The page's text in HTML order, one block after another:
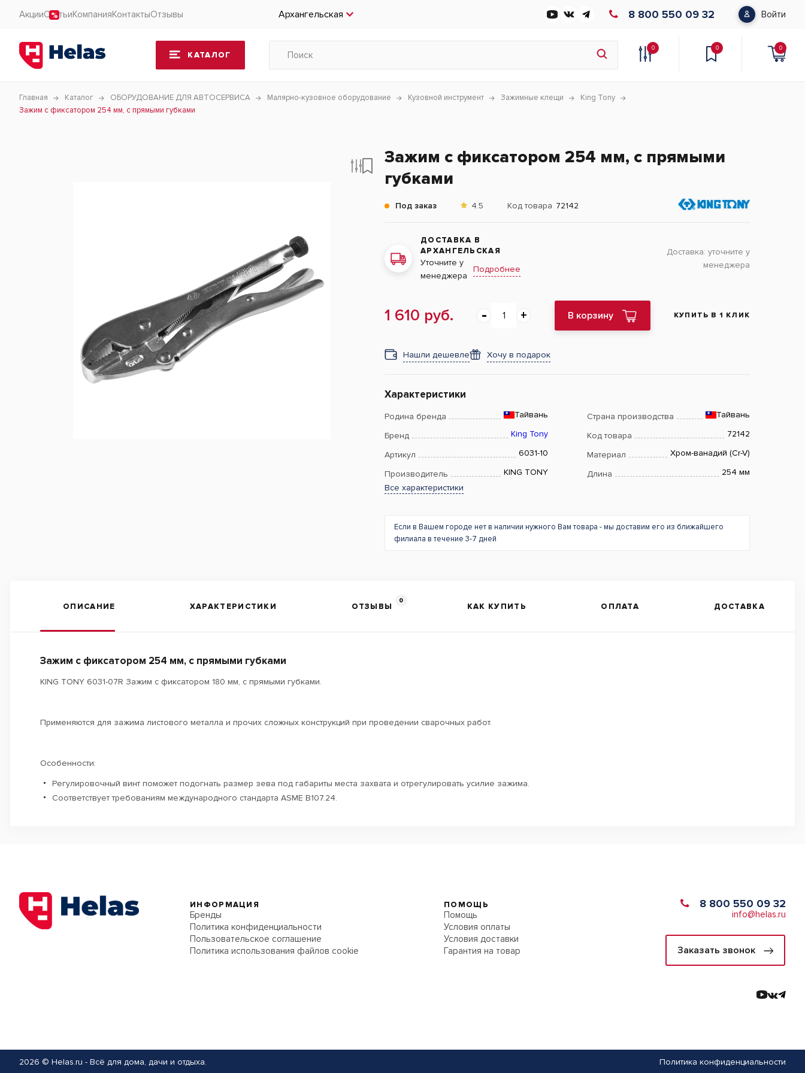
АкцииСтатьиКомпанияКонтактыОтзывы Архангельская 8 800 550 09 32 Войти
КАТАЛОГ
0 0 0
Главная Каталог ОБОРУДОВАНИЕ ДЛЯ АВТОСЕРВИСА Малярно-кузовное оборудование Кузовной инструмент Зажимные клещи
King Tony
Зажим с фиксатором 254 мм, с прямыми губками
Зажим с фиксатором 254 мм, с прямыми
губками
Под заказ 4.5 Код товара 72142
ДОСТАВКА В
АРХАНГЕЛЬСКАЯ
Уточните у
менеджера
Подробнее
Доставка: уточните у
менеджера
1 610 руб. В корзину КУПИТЬ В 1 КЛИК
Нашли дешевле Хочу в подарок
Характеристики
Родина бренда Тайвань Страна производства Тайвань
Бренд King Tony Код товара 72142
Артикул 6031-10 Материал Хром-ванадий (Cr-V)
Производитель KING TONY Длина
254 мм
Все характеристики
Если в Вашем городе нет в наличии нужного Вам товара - мы доставим его из ближайшего
филиала в течение 3-7 дней
ОПИСАНИЕ ХАРАКТЕРИСТИКИ ОТЗЫВЫ
0
КАК КУПИТЬ ОПЛАТА ДОСТАВКА
Зажим с фиксатором 254 мм, с прямыми губками
KING TONY 6031-07R Зажим с фиксатором 180 мм, с прямыми губками.
Применяются для зажима листового металла и прочих сложных конструкций при проведении сварочных работ.
Особенности:
Регулировочный винт поможет подогнать размер зева под габариты места захвата и отрегулировать усилие зажима.
Соответствует требованиям международного стандарта ASME B107.24.
ИНФОРМАЦИЯ
Бренды
Политика конфиденциальности
Пользовательское соглашение
Политика использования файлов cookie
ПОМОЩЬ
Помощь
Условия оплаты
Условия доставки
Гарантия на товар
8 800 550 09 32
info@helas.ru
Заказать звонок
2026 © Helas.ru - Всё для дома, дачи и отдыха. Политика конфиденциальности